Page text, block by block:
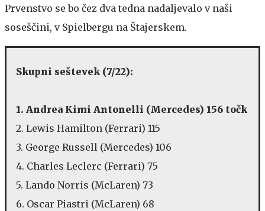
Prvenstvo se bo čez dva tedna nadaljevalo v naši
soseščini, v Spielbergu na Štajerskem.
Skupni seštevek (7/22):
1. Andrea Kimi Antonelli (Mercedes) 156 točk
2. Lewis Hamilton (Ferrari) 115
3. George Russell (Mercedes) 106
4. Charles Leclerc (Ferrari) 75
5. Lando Norris (McLaren) 73
6. Oscar Piastri (McLaren) 68